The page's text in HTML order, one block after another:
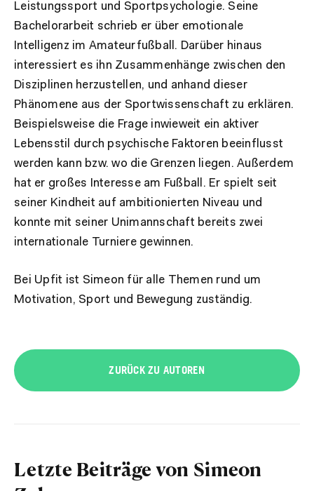
Leistungssport und Sportpsychologie. Seine
Bachelorarbeit schrieb er über emotionale
Intelligenz im Amateurfußball. Darüber hinaus
interessiert es ihn Zusammenhänge zwischen den
Disziplinen herzustellen, und anhand dieser
Phänomene aus der Sportwissenschaft zu erklären.
Beispielsweise die Frage inwieweit ein aktiver
Lebensstil durch psychische Faktoren beeinflusst
werden kann bzw. wo die Grenzen liegen. Außerdem
hat er großes Interesse am Fußball. Er spielt seit
seiner Kindheit auf ambitionierten Niveau und
konnte mit seiner Unimannschaft bereits zwei
internationale Turniere gewinnen.
Bei Upfit ist Simeon für alle Themen rund um
Motivation, Sport und Bewegung zuständig.
ZURÜCK ZU AUTOREN
Letzte Beiträge von Simeon